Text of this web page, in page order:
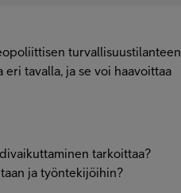
turvallisuustilanteen
tavalla, ja se voi haavoittaa
tarkoittaa?
ja työntekijöihin?